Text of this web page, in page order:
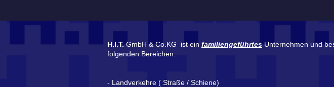
H.I.T. GmbH & Co.KG ist ein familiengeführtesUnternehmen und
folgenden Bereichen:
- Landverkehre ( Straße / Schiene)